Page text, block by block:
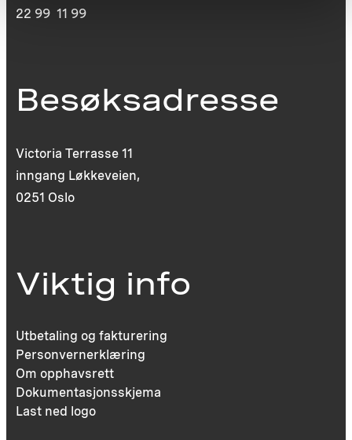
22 99 11 99
Besøksadresse
Victoria Terrasse 11
inngang Løkkeveien,
0251 Oslo
Viktig info
Utbetaling og fakturering
Personvernerklæring
Om opphavsrett
Dokumentasjonsskjema
Last ned logo